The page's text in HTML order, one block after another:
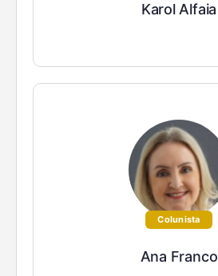
Karol Alfaia
Colunista
Ana Franco